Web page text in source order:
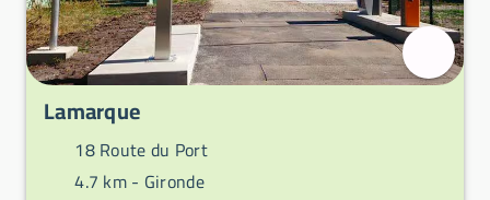
Lamarque
18 Route du Port
4.7 km - Gironde